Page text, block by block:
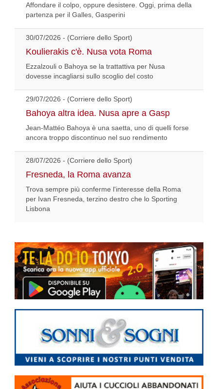
Affondare il colpo, oppure desistere. Oggi, prima della
partenza per il Galles, Gasperini
30/07/2026 - (Corriere dello Sport)
Koulierakis c'è. Nusa vota Roma
Ezzalzouli o Bahoya se la trattattiva per Nusa
dovesse incagliarsi sullo scoglio del costo
29/07/2026 - (Corriere dello Sport)
Bahoya altra idea. Nusa apre a Gasp
Jean-Mattéo Bahoya è una saetta, uno di quelli forse
ancora troppo discontinuo nel suo rendimento
28/07/2026 - (Corriere dello Sport)
Fresneda, la Roma avanza
Trova sempre più conferme l'interesse della Roma
per Ivan Fresneda, terzino destro che lo Sporting
Lisbona